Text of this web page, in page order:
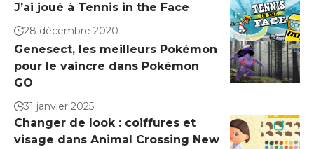
J’ai joué à Tennis in the Face
28 décembre 2020
Genesect, les meilleurs Pokémon
pour le vaincre dans Pokémon
GO
31 janvier 2025
Changer de look : coiffures et
visage dans Animal Crossing New